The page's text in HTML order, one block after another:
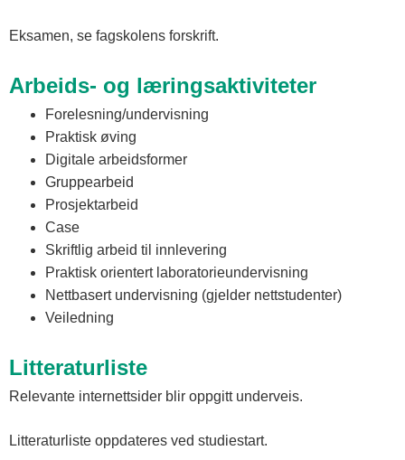
Eksamen, se fagskolens forskrift.
Arbeids- og læringsaktiviteter
Forelesning/undervisning
Praktisk øving
Digitale arbeidsformer
Gruppearbeid
Prosjektarbeid
Case
Skriftlig arbeid til innlevering
Praktisk orientert laboratorieundervisning
Nettbasert undervisning (gjelder nettstudenter)
Veiledning
Litteraturliste
Relevante internettsider blir oppgitt underveis.
Litteraturliste oppdateres ved studiestart.